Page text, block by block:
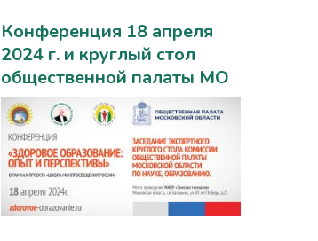
Конференция 18 апреля
2024 г. и круглый стол
общественной палаты МО